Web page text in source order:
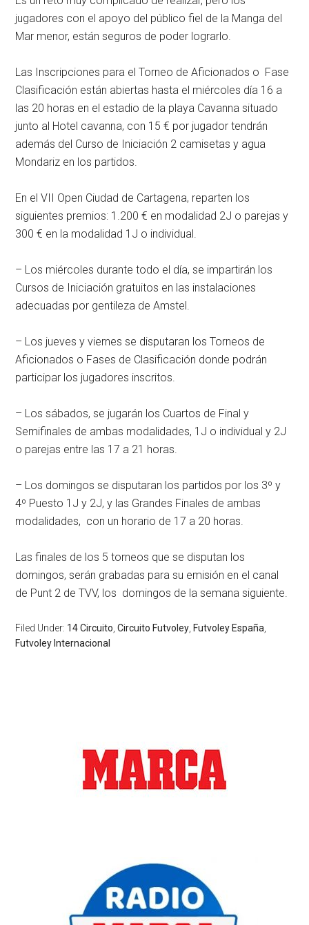
jugadores con el apoyo del público fiel de la Manga del
Mar menor, están seguros de poder lograrlo.
Las Inscripciones para el Torneo de Aficionados o Fase
Clasificación están abiertas hasta el miércoles día 16 a
las 20 horas en el estadio de la playa Cavanna situado
junto al Hotel cavanna, con 15 € por jugador tendrán
además del Curso de Iniciación 2 camisetas y agua
Mondariz en los partidos.
En el VII Open Ciudad de Cartagena, reparten los
siguientes premios: 1.200 € en modalidad 2J o parejas y
300 € en la modalidad 1J o individual.
– Los miércoles durante todo el día, se impartirán los
Cursos de Iniciación gratuitos en las instalaciones
adecuadas por gentileza de Amstel.
– Los jueves y viernes se disputaran los Torneos de
Aficionados o Fases de Clasificación donde podrán
participar los jugadores inscritos.
– Los sábados, se jugarán los Cuartos de Final y
Semifinales de ambas modalidades, 1J o individual y 2J
o parejas entre las 17 a 21 horas.
– Los domingos se disputaran los partidos por los 3º y
4º Puesto 1J y 2J, y las Grandes Finales de ambas
modalidades, con un horario de 17 a 20 horas.
Las finales de los 5 torneos que se disputan los
domingos, serán grabadas para su emisión en el canal
de Punt 2 de TVV, los domingos de la semana siguiente.
Filed Under: 14 Circuito ,Circuito Futvoley Futvoley España
Futvoley Internacional